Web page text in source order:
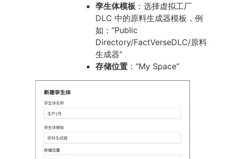
孪生体模板 ：选择虚拟工厂
DLC 中的原料生成器模板，例
如：“Public
Directory/FactVerseDLC/原料
生成器”
存储位置 ：“My Space”